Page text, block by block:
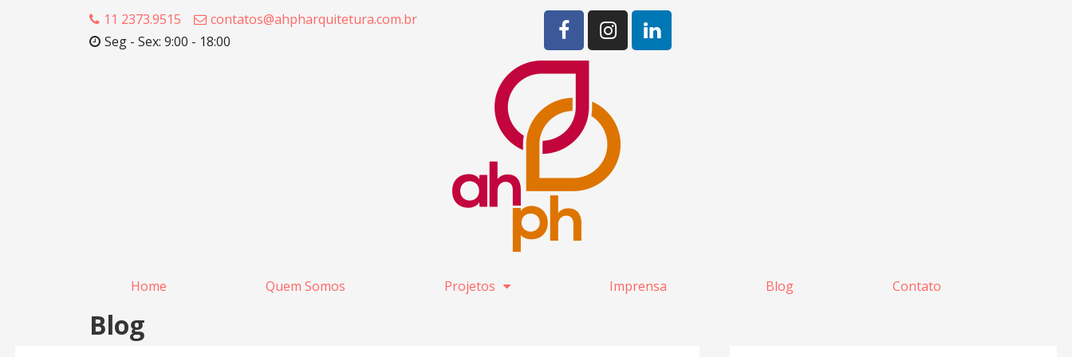
11 2373.9515
contatos@ahpharquitetura.com.br
Seg - Sex: 9:00 - 18:00
Home Quem Somos Projetos Imprensa Blog Contato
Blog